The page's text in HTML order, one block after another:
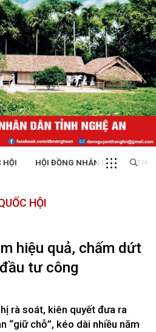
HỘI HỘI ĐỒNG NHÂN DÂN
HỘI
hiệu quả, chấm dứt
tư công
rà soát, kiên quyết đưa ra
“giữ chỗ”, kéo dài nhiều năm